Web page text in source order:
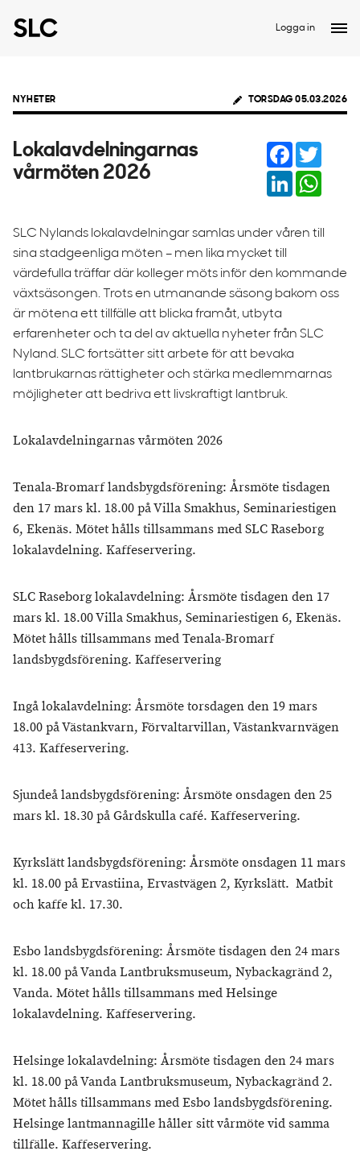
Logga in
NYHETER TORSDAG 05.03.2026
Lokalavdelningarnas
vårmöten 2026
Facebook
LinkedIn
SLC Nylands lokalavdelningar samlas under våren till
sina stadgeenliga möten – men lika mycket till
värdefulla träffar där kolleger möts inför den kommande
växtsäsongen. Trots en utmanande säsong bakom oss
är mötena ett tillfälle att blicka framåt, utbyta
erfarenheter och ta del av aktuella nyheter från SLC
Nyland. SLC fortsätter sitt arbete för att bevaka
lantbrukarnas rättigheter och stärka medlemmarnas
möjligheter att bedriva ett livskraftigt lantbruk.
Lokalavdelningarnas vårmöten 2026
Tenala-Bromarf landsbygdsförening: Årsmöte tisdagen
den 17 mars kl. 18.00 på Villa Smakhus, Seminariestigen
6, Ekenäs. Mötet hålls tillsammans med SLC Raseborg
lokalavdelning. Kaffeservering.
SLC Raseborg lokalavdelning: Årsmöte tisdagen den 17
mars kl. 18.00 Villa Smakhus, Seminariestigen 6, Ekenäs.
Mötet hålls tillsammans med Tenala-Bromarf
landsbygdsförening. Kaffeservering
Ingå lokalavdelning: Årsmöte torsdagen den 19 mars
18.00 på Västankvarn, Förvaltarvillan, Västankvarnvägen
413. Kaffeservering.
Sjundeå landsbygdsförening: Årsmöte onsdagen den 25
mars kl. 18.30 på Gårdskulla café. Kaffeservering.
Kyrkslätt landsbygdsförening: Årsmöte onsdagen 11 mars
kl. 18.00 på Ervastiina, Ervastvägen 2, Kyrkslätt. Matbit
och kaffe kl. 17.30.
Esbo landsbygdsförening: Årsmöte tisdagen den 24 mars
kl. 18.00 på Vanda Lantbruksmuseum, Nybackagränd 2,
Vanda. Mötet hålls tillsammans med Helsinge
lokalavdelning. Kaffeservering.
Helsinge lokalavdelning: Årsmöte tisdagen den 24 mars
kl. 18.00 på Vanda Lantbruksmuseum, Nybackagränd 2.
Mötet hålls tillsammans med Esbo landsbygdsförening.
Helsinge lantmannagille håller sitt vårmöte vid samma
tillfälle. Kaffeservering.